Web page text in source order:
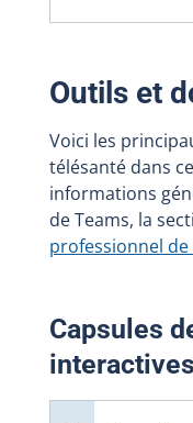
Outils et
Voici les
télésanté dans
informations
de Teams, la
professionnel de
Capsules
interactives